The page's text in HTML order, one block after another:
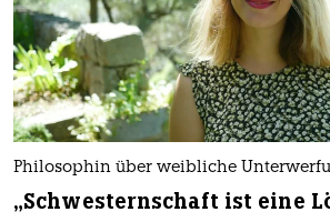
Philosophin über weibliche
„Schwesternschaft ist eine